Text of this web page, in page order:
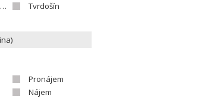
Tvrdošín
Pronájem
Nájem